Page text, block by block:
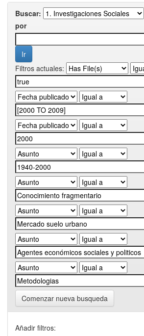
Buscar:
por
Filtros actuales:
Comenzar nueva busqueda
Añadir filtros: